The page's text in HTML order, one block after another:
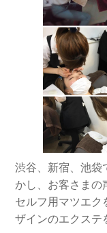
渋谷、新宿、池袋
かし、お客さまの
セルフ用マツエク
ザインのエクステ